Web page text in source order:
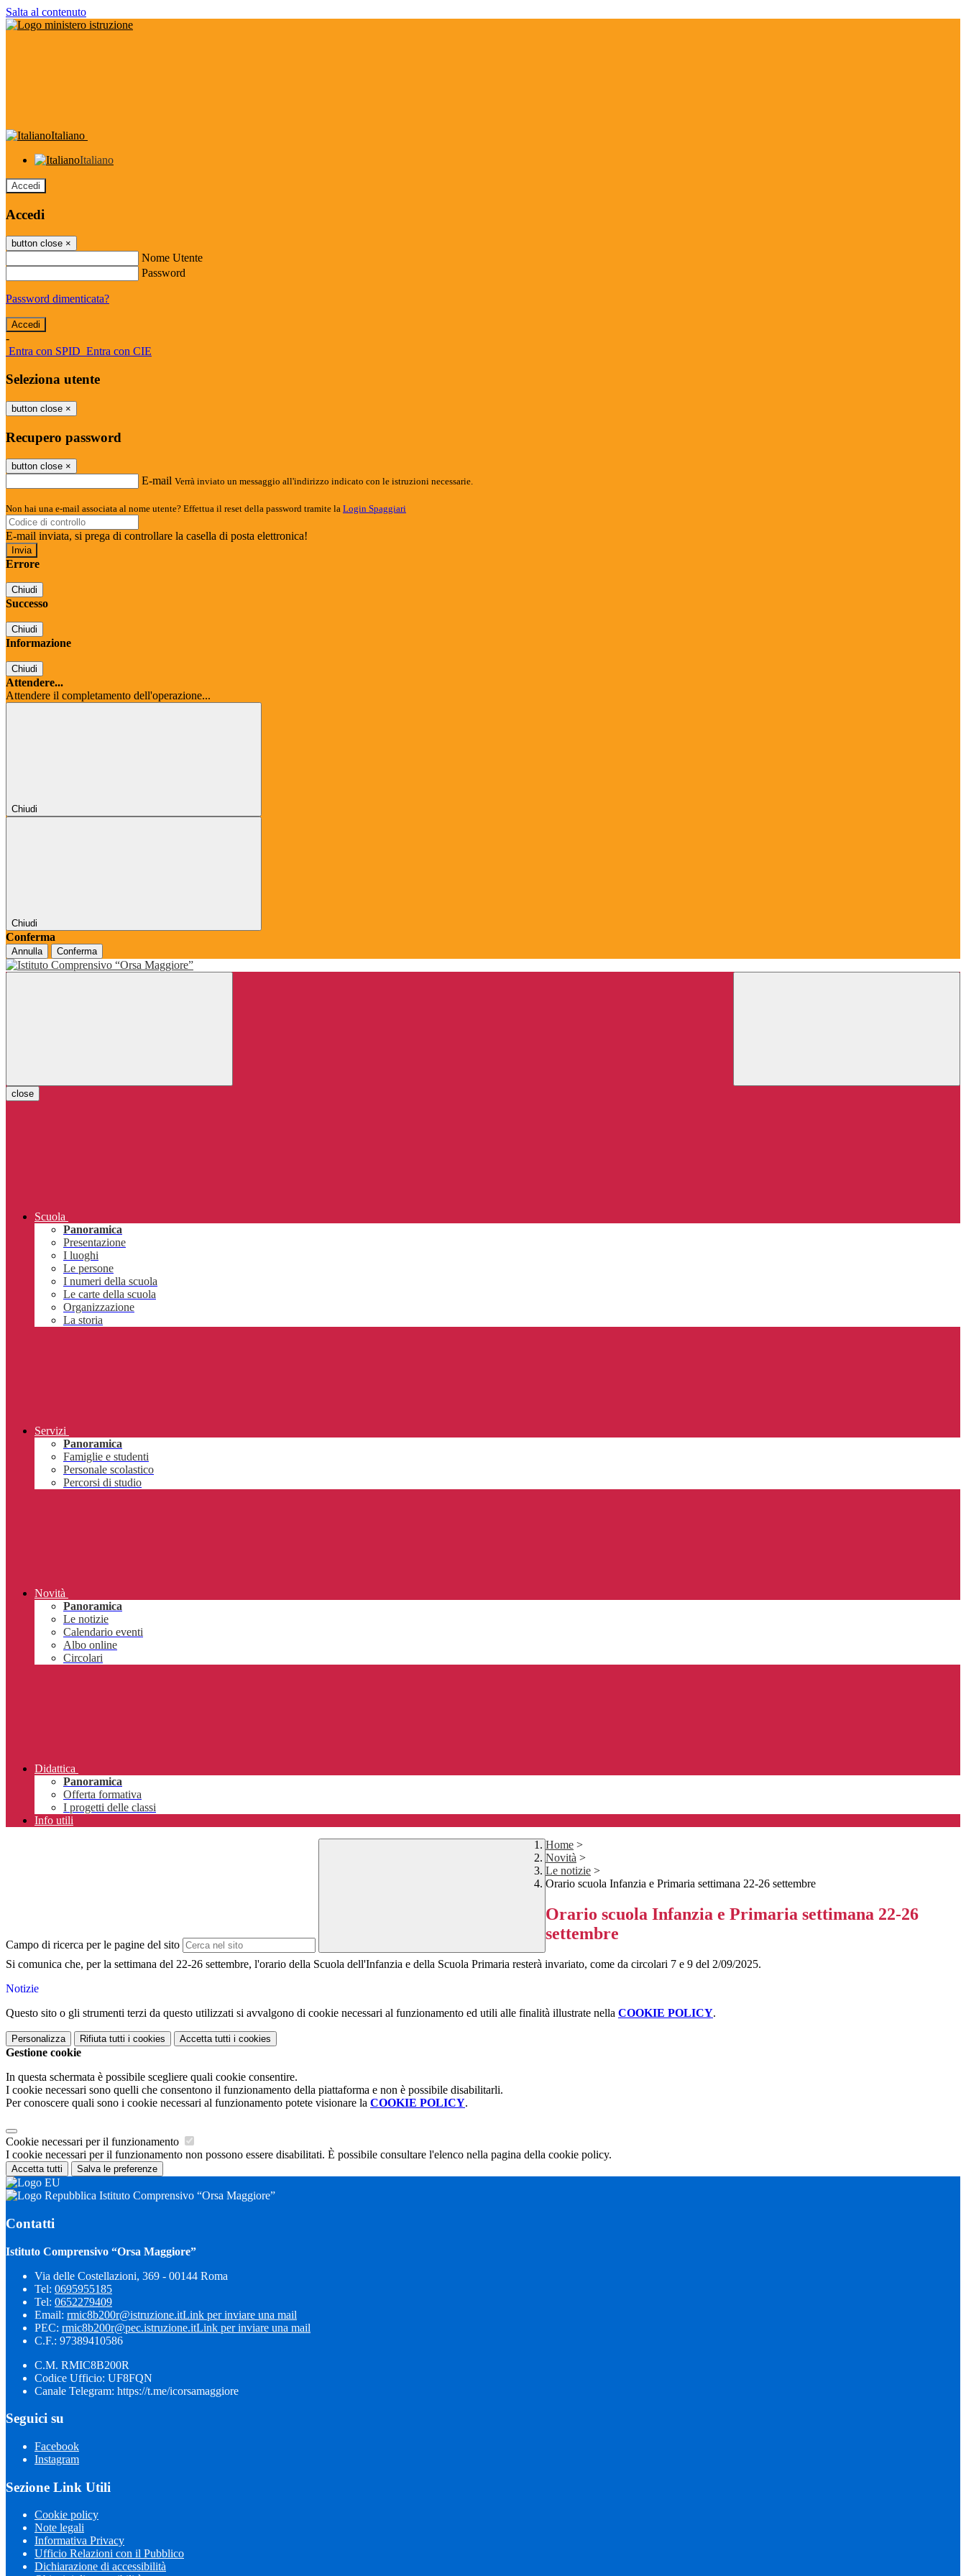
Salta al contenuto
Italiano
Italiano
Accedi
Accedi
button close ×
Nome Utente
Password
Password dimenticata?
-
Entra con SPID Entra con CIE
Seleziona utente
button close ×
Recupero password
button close ×
E-mail Verrà inviato un messaggio all'indirizzo indicato con le istruzioni necessarie.
Non hai una e-mail associata al nome utente? Effettua il reset della password tramite la Login Spaggiari
E-mail inviata, si prega di controllare la casella di posta elettronica!
Errore
Chiudi
Successo
Chiudi
Informazione
Chiudi
Attendere...
Attendere il completamento dell'operazione...
Chiudi
Chiudi
Conferma
Annulla Conferma
close
Scuola
Panoramica
Presentazione
I luoghi
Le persone
I numeri della scuola
Le carte della scuola
Organizzazione
La storia
Servizi
Panoramica
Famiglie e studenti
Personale scolastico
Percorsi di studio
Novità
Panoramica
Le notizie
Calendario eventi
Albo online
Circolari
Didattica
Panoramica
Offerta formativa
I progetti delle classi
Info utili
Campo di ricerca per le pagine del sito
Home >
Novità >
Le notizie >
Orario scuola Infanzia e Primaria settimana 22-26 settembre
Orario scuola Infanzia e Primaria settimana 22-26
settembre
Si comunica che, per la settimana del 22-26 settembre, l'orario della Scuola dell'Infanzia e della Scuola Primaria resterà invariato, come da circolari 7 e 9 del 2/09/2025.
Notizie
Questo sito o gli strumenti terzi da questo utilizzati si avvalgono di cookie necessari al funzionamento ed utili alle finalità illustrate nella COOKIE POLICY.
Personalizza Rifiuta tutti i cookies Accetta tutti i cookies
Gestione cookie
In questa schermata è possibile scegliere quali cookie consentire.
I cookie necessari sono quelli che consentono il funzionamento della piattaforma e non è possibile disabilitarli.
Per conoscere quali sono i cookie necessari al funzionamento potete visionare la COOKIE POLICY.
Cookie necessari per il funzionamento
I cookie necessari per il funzionamento non possono essere disabilitati. È possibile consultare l'elenco nella pagina della cookie policy.
Accetta tutti Salva le preferenze
Istituto Comprensivo “Orsa Maggiore”
Contatti
Istituto Comprensivo “Orsa Maggiore”
Via delle Costellazioni, 369 - 00144 Roma
Tel: 0695955185
Tel: 0652279409
Email: rmic8b200r@istruzione.itLink per inviare una mail
PEC: rmic8b200r@pec.istruzione.itLink per inviare una mail
C.F.: 97389410586
C.M. RMIC8B200R
Codice Ufficio: UF8FQN
Canale Telegram: https://t.me/icorsamaggiore
Seguici su
Facebook
Instagram
Sezione Link Utili
Cookie policy
Note legali
Informativa Privacy
Ufficio Relazioni con il Pubblico
Dichiarazione di accessibilità